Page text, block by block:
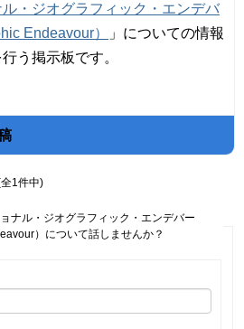
・ジオグラフィック・エンデバ
Endeavour）
」についての情報
う掲示板です。
1件中)
ナル・ジオグラフィック・エンデバー
）について話しませんか？